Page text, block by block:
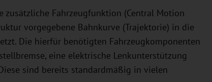
zusätzliche Fahrzeugfunktion (Central Motion
vorgegebene Bahnkurve (Trajektorie) in die
Die hierfür benötigten Fahrzeugkomponenten
eine elektrische Lenkunterstützung
sind bereits standardmäßig in vielen